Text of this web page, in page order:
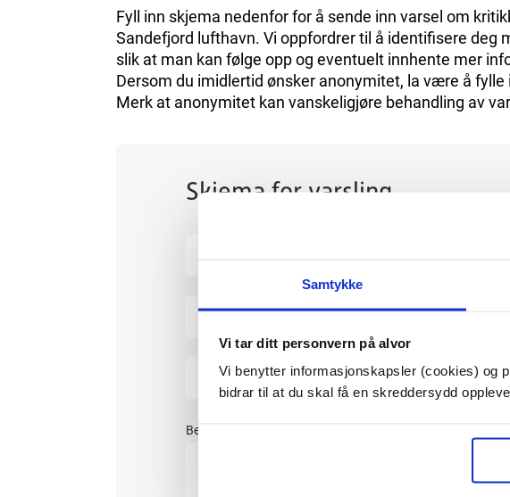
Samtykke
Vi tar ditt personvern på alvor
Vi benytter informasjonskapsler (cookies) og
bidrar til at du skal få en skreddersydd
Fyll inn skjema nedenfor for å sende inn varsel om
Sandefjord lufthavn. Vi oppfordrer til å identifisere deg
slik at man kan følge opp og eventuelt innhente mer
Dersom du imidlertid ønsker anonymitet, la være å
Merk at anonymitet kan vanskeligjøre behandling av
Skjema for varsling
Beskrivelse av varsel